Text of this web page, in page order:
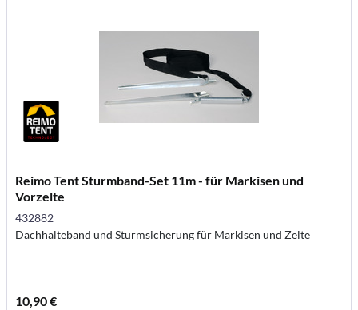
Reimo Tent Sturmband-Set 11m - für Markisen und
Vorzelte
432882
Dachhalteband und Sturmsicherung für Markisen und Zelte
10,90 €